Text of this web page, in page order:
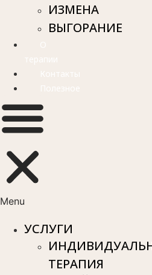
ИЗМЕНА
ВЫГОРАНИЕ
Menu
УСЛУГИ
ТЕРАПИЯ